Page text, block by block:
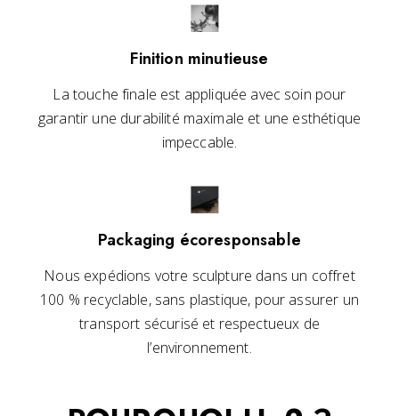
Finition minutieuse
La touche finale est appliquée avec soin pour
garantir une durabilité maximale et une esthétique
impeccable.
Packaging écoresponsable
Nous expédions votre sculpture dans un coffret
100 % recyclable, sans plastique, pour assurer un
transport sécurisé et respectueux de
l’environnement.